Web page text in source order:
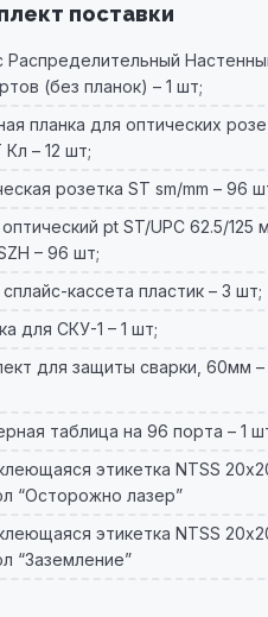
поставки
Распределительный
(без планок) – 1 шт;
планка для оптических
Кл – 12 шт;
розетка ST sm/mm – 96
pt ST/UPC 62.5/125
– 96 шт;
кассета пластик – 3 шт;
для СКУ-1 – 1 шт;
для защиты сварки, 60мм –
таблица на 96 порта – 1
этикетка NTSS
“Осторожно лазер”
этикетка NTSS
“Заземление”